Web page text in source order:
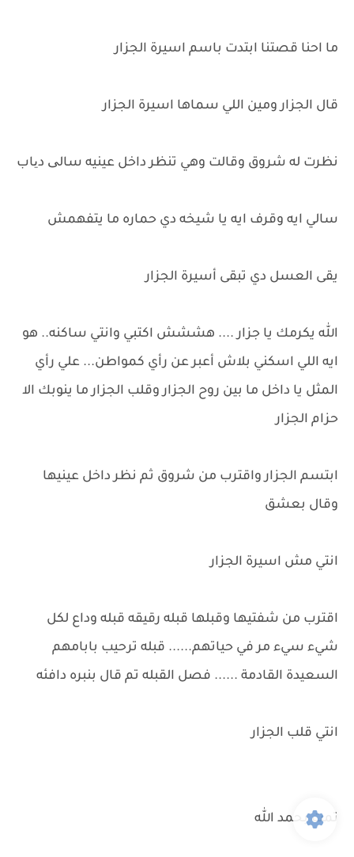
ما احنا قصتنا ابتدت باسم اسيرة الجزار
قال الجزار ومين اللي سماها اسيرة الجزار
نظرت له شروق وقالت وهي تنظر داخل عينيه سالی دیاب
سالي ايه وقرف ايه يا شيخه دي حماره ما يتفهمش
يقى العسل دي تبقى أسيرة الجزار
الله يكرمك يا جزار .... هششش اكتبي وانتي ساكنه.. هو
ايه اللي اسكني بلاش أعبر عن رأي كمواطن... علي رأي
المثل يا داخل ما بين روح الجزار وقلب الجزار ما ينوبك الا
حزام الجزار
ابتسم الجزار واقترب من شروق ثم نظر داخل عينيها
وقال بعشق
انتي مش اسيرة الجزار
اقترب من شفتيها وقبلها قبله رقيقه قبله وداع لكل
شيء سيء مر في حياتهم...... قبله ترحيب بابامهم
السعيدة القادمة ...... فصل القبله تم قال بنبره دافئه
انتي قلب الجزار
تمت بحمد الله